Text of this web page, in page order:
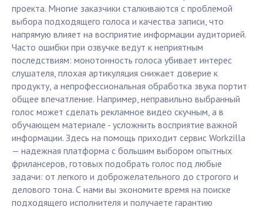
проекта. Многие заказчики сталкиваются с проблемой
выбора подходящего голоса и качества записи, что
напрямую влияет на восприятие информации аудиторией.
Часто ошибки при озвучке ведут к неприятным
последствиям: монотонность голоса убивает интерес
слушателя, плохая артикуляция снижает доверие к
продукту, а непрофессиональная обработка звука портит
общее впечатление. Например, неправильно выбранный
голос может сделать рекламное видео скучным, а в
обучающем материале - усложнить восприятие важной
информации. Здесь на помощь приходит сервис Workzilla
— надежная платформа с большим выбором опытных
фрилансеров, готовых подобрать голос под любые
задачи: от легкого и доброжелательного до строгого и
делового тона. С нами вы экономите время на поиске
подходящего исполнителя и получаете гарантию